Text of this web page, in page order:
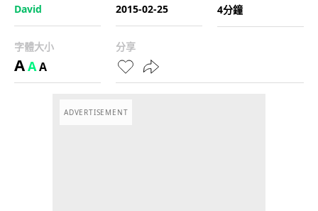
David
2015-02-25
4分鐘
字體大小
AAA
分享
ADVERTISEMENT